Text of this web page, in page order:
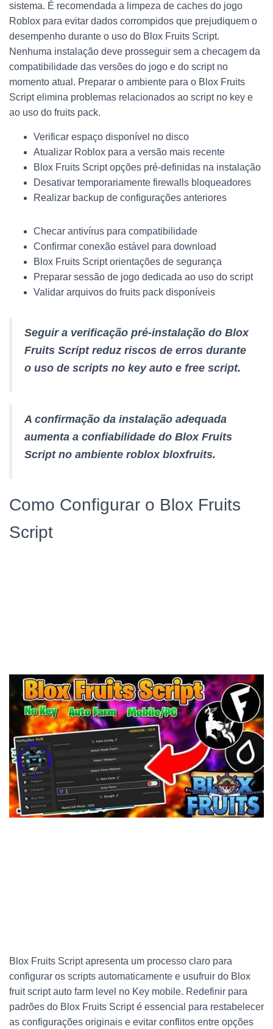
sistema. É recomendada a limpeza de caches do jogo
Roblox para evitar dados corrompidos que prejudiquem o
desempenho durante o uso do Blox Fruits Script.
Nenhuma instalação deve prosseguir sem a checagem da
compatibilidade das versões do jogo e do script no
momento atual. Preparar o ambiente para o Blox Fruits
Script elimina problemas relacionados ao script no key e
ao uso do fruits pack.
Verificar espaço disponível no disco
Atualizar Roblox para a versão mais recente
Blox Fruits Script opções pré-definidas na instalação
Desativar temporariamente firewalls bloqueadores
Realizar backup de configurações anteriores
Checar antivírus para compatibilidade
Confirmar conexão estável para download
Blox Fruits Script orientações de segurança
Preparar sessão de jogo dedicada ao uso do script
Validar arquivos do fruits pack disponíveis
Seguir a verificação pré-instalação do Blox
Fruits Script reduz riscos de erros durante
o uso de scripts no key auto e free script.
A confirmação da instalação adequada
aumenta a confiabilidade do Blox Fruits
Script no ambiente roblox bloxfruits.
Como Configurar o Blox Fruits
Script
Blox Fruits Script apresenta um processo claro para
configurar os scripts automaticamente e usufruir do Blox
fruit script auto farm level no Key mobile. Redefinir para
padrões do Blox Fruits Script é essencial para restabelecer
as configurações originais e evitar conflitos entre opções